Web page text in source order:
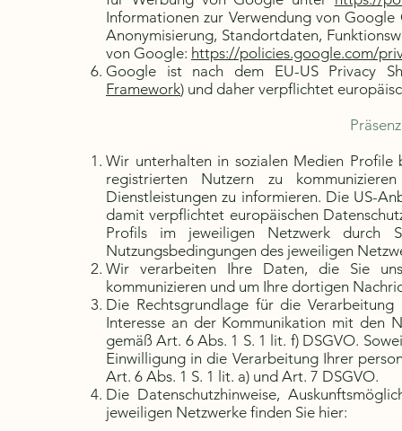
Informationen zur Verwendung von
Anonymisierung, Standortdaten,
von Google: https://policies.google.com/
Google ist nach dem EU-US Privacy
Framework) und daher verpflichtet
Wir unterhalten in sozialen Medien Profile
registrierten Nutzern zu
Dienstleistungen zu informieren. Die US-
damit verpflichtet europäischen
Profils im jeweiligen Netzwerk durch
Nutzungsbedingungen des jeweiligen
Wir verarbeiten Ihre Daten, die Sie
kommunizieren und um Ihre dortigen
Die Rechtsgrundlage für die
Interesse an der Kommunikation mit den
gemäß Art. 6 Abs. 1 S. 1 lit. f) DSGVO.
Einwilligung in die Verarbeitung Ihrer
Art. 6 Abs. 1 S. 1 lit. a) und Art. 7 DSGVO.
Die Datenschutzhinweise,
jeweiligen Netzwerke finden Sie hier: